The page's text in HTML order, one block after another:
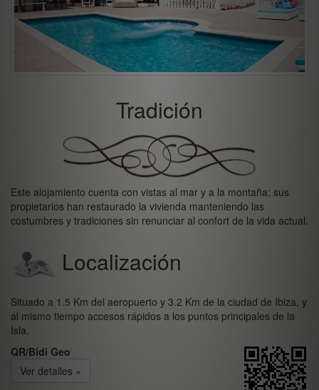
Tradición
Este alojamiento cuenta con vistas al mar y a la montaña; sus
propietarios han restaurado la vivienda manteniendo las
costumbres y tradiciones sin renunciar al confort de la vida actual.
Localización
Situado a 1.5 Km del aeropuerto y 3.2 Km de la ciudad de Ibiza, y
al mismo tiempo accesos rápidos a los puntos principales de la
Isla.
QR/Bidi Geo
Ver detalles »